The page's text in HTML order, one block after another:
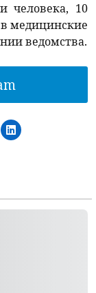
человека, 10
медицинские
ведомства.